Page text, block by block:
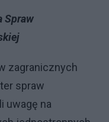
Spraw
zagranicznych
spraw
uwagę na